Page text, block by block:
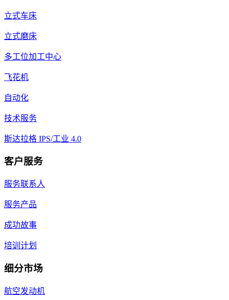
立式车床
立式磨床
多工位加工中心
飞花机
自动化
技术服务
斯达拉格 IPS/工业 4.0
客户服务
服务联系人
服务产品
成功故事
培训计划
细分市场
航空发动机